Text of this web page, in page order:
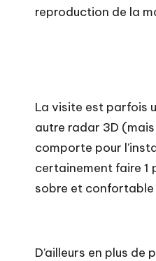
reproduction de la
La visite est parfois
autre radar 3D
comporte pour
certainement faire 1
sobre et confortable
D’ailleurs en plus